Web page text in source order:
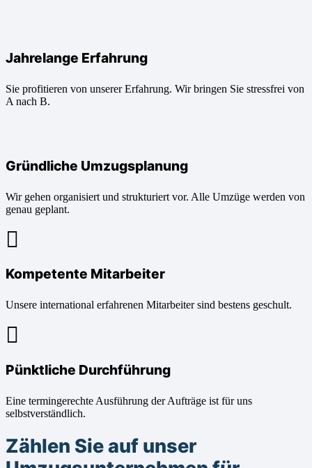
Jahrelange Erfahrung
Sie profitieren von unserer Erfahrung. Wir bringen Sie stressfrei von
A nach B.
Gründliche Umzugsplanung
Wir gehen organisiert und strukturiert vor. Alle Umzüge werden von
genau geplant.
Kompetente Mitarbeiter
Unsere international erfahrenen Mitarbeiter sind bestens geschult.
Pünktliche Durchführung
Eine termingerechte Ausführung der Aufträge ist für uns
selbstverständlich.
Zählen Sie auf unser